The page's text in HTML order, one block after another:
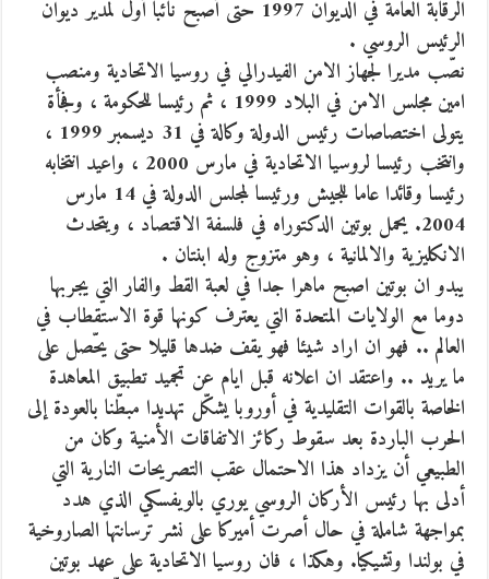
الرقابة العامة في الديوان 1997 حتى أصبح نائبا أول لمدير ديوان
الرئيس الروسي .
نصّب مديرا لجهاز الامن الفيدرالي في روسيا الاتحادية ومنصب
امين مجلس الامن في البلاد 1999 ، ثم رئيسا للحكومة ، وفجأة
يتولى اختصاصات رئيس الدولة وكالة في 31 ديسمبر 1999 ،
وانتخب رئيسا لروسيا الاتحادية في مارس 2000 ، واعيد انتخابه
رئيسا وقائدا عاما للجيش ورئيسا لمجلس الدولة في 14 مارس
2004. يحمل بوتين الدكتوراه في فلسفة الاقتصاد ، ويتحدث
الانكليزية والالمانية ، وهو متزوج وله ابنتان .
يبدو ان بوتين اصبح ماهرا جدا في لعبة القط والفار التي يجربها
دوما مع الولايات المتحدة التي يعترف كونها قوة الاستقطاب في
العالم .. فهو ان اراد شيئا فهو يقف ضدها قليلا حتى يحّصل على
ما يريد .. واعتقد ان اعلانه قبل ايام عن تجميد تطبيق المعاهدة
الخاصة بالقوات التقليدية في أوروبا يشكّل تهديدا مبطّنا بالعودة إلى
الحرب الباردة بعد سقوط ركائز الاتفاقات الأمنية وكان من
الطبيعي أن يزداد هذا الاحتمال عقب التصريحات النارية التي
أدلى بها رئيس الأركان الروسي يوري بالويفسكي الذي هدد
بمواجهة شاملة في حال أصرت أميركا على نشر ترسانتها الصاروخية
في بولندا وتشيكيا. وهكذا ، فان روسيا الاتحادية على عهد بوتين